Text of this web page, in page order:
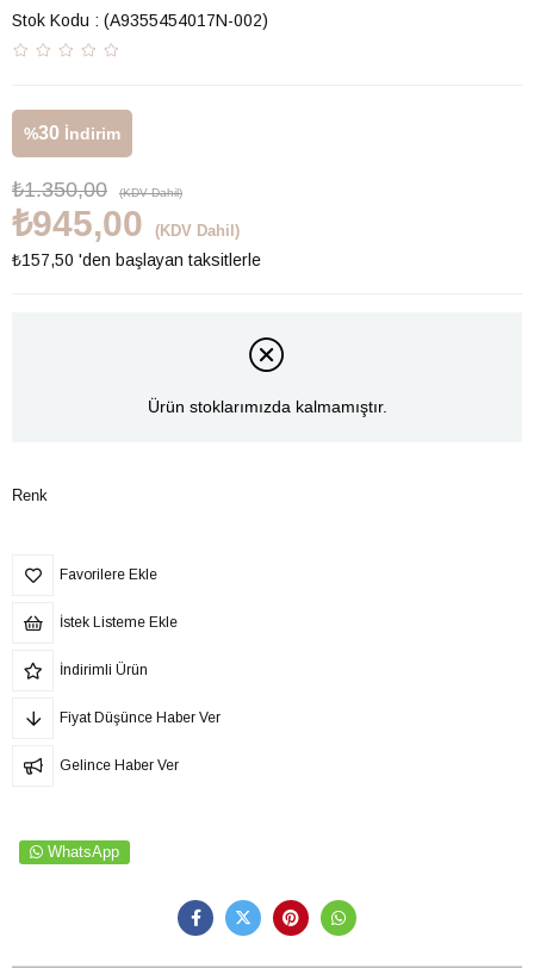
Stok Kodu (A9355454017N-002)
%30 İndirim
₺1.350,00 (KDV Dahil)
₺945,00 (KDV Dahil)
₺157,50 'den başlayan taksitlerle
Ürün stoklarımızda kalmamıştır.
Renk
Favorilere Ekle
İstek Listeme Ekle
İndirimli Ürün
Fiyat Düşünce Haber Ver
Gelince Haber Ver
WhatsApp